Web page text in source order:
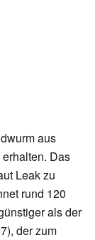
aus
Das
Leak zu
rund 120
als der
der zum